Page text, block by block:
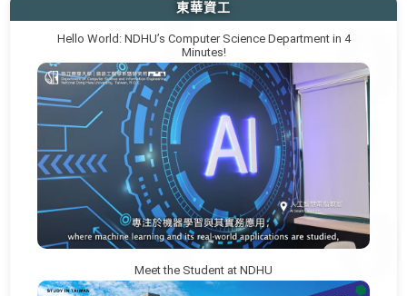
東華資工
Hello World: NDHU’s Computer Science Department in 4
Minutes!
Meet the Student at NDHU